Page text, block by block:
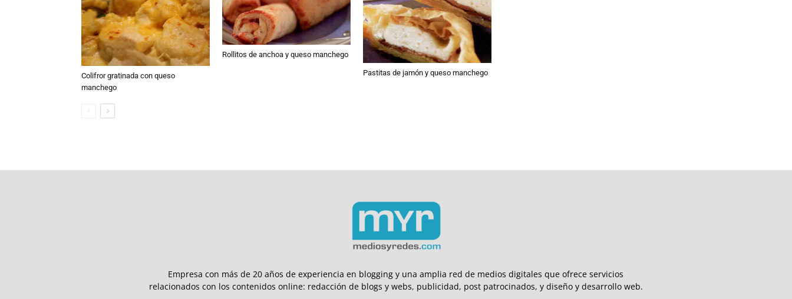
Colifror gratinada con queso
manchego
Rollitos de anchoa y queso manchego
Pastitas de jamón y queso manchego
Empresa con más de 20 años de experiencia en blogging y una amplia red de medios digitales que ofrece servicios
relacionados con los contenidos online: redacción de blogs y webs, publicidad, post patrocinados, y diseño y desarrollo web.